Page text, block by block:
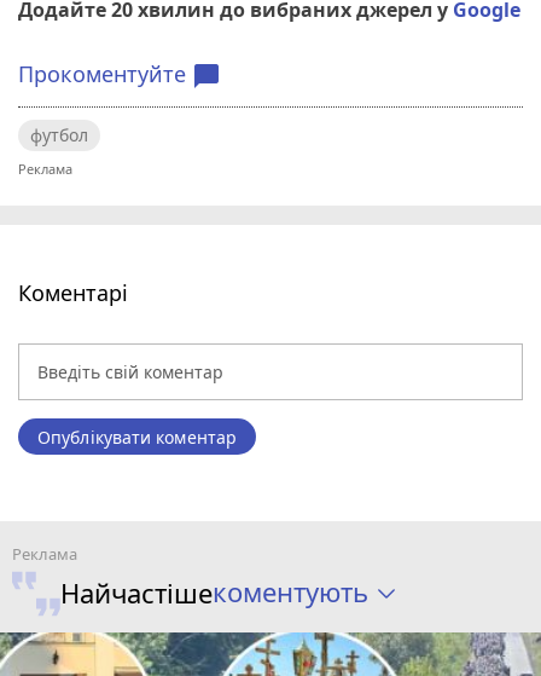
Додайте 20 хвилин до вибраних джерел у Google
Прокоментуйте chat_bubble
футбол
Коментарі
Опублікувати коментар
Найчастішекоментують